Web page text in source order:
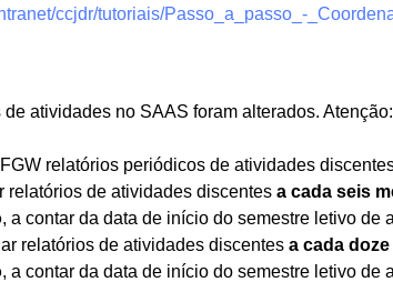
ccjdr/tutoriais/Passo_a_passo_-
atividades no SAAS foram alterados. Atenção:
relatórios periódicos de atividades
relatórios de atividades discentes a cada seis
, a contar da data de início do semestre letivo de
relatórios de atividades discentes a cada
, a contar da data de início do semestre letivo de